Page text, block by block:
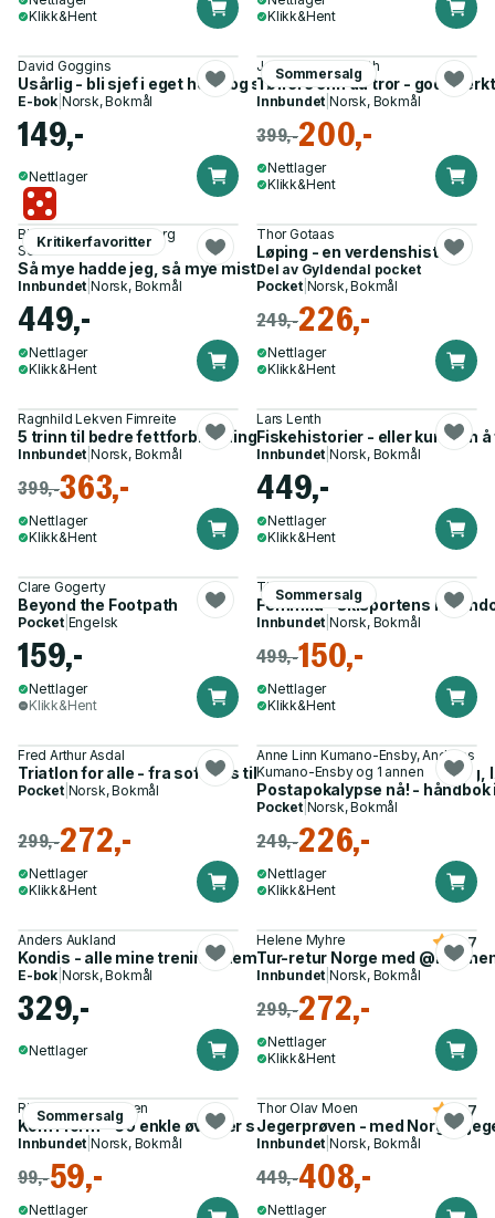
Klikk&Hent
Klikk&Hent
David Goggins
Usårlig - bli sjef i eget hode og slå oddsen
E-bok Norsk, Bokmål
149,-
Nettlager
Sommersalg
Johanne S. Refseth
Tøffere enn du tror - gode
Innbundet |Norsk, Bokmål
399,-200,-
Nettlager
Klikk&Hent
Kritikerfavoritter
Birgit Skarstein, Ingeborg
Senneset
Så mye hadde jeg, så mye mistet jeg, så mye fant jeg
Innbundet |Norsk, Bokmål
449,-
Nettlager
Klikk&Hent
Thor Gotaas
Løping - en verdenshistorie
Del av Gyldendal pocket
Pocket| Norsk, Bokmål
249,-226,-
Nettlager
Klikk&Hent
Ragnhild Lekven Fimreite
5 trinn til bedre fettforbrenning
Innbundet |Norsk, Bokmål
399,-363,-
Nettlager
Klikk&Hent
Lars Lenth
Fiskehistorier - eller kunsten
Innbundet |Norsk, Bokmål
449,-
Nettlager
Klikk&Hent
Clare Gogerty
Beyond the Footpath
Pocket| Engelsk
159,-
Nettlager
Klikk&Hent
Sommersalg
Thor Gotaas
Femmila - skisportens
Innbundet |Norsk, Bokmål
499,-150,-
Nettlager
Klikk&Hent
Fred Arthur Asdal
Triatlon for alle - fra sofagris til Ironman : svømming, sykling,
Pocket| Norsk, Bokmål
299,-272,-
Nettlager
Klikk&Hent
Anne Linn Kumano-Ensby, Andreas
Kumano-Ensby og 1 annen
Postapokalypse nå! -
Pocket| Norsk, Bokmål
249,-226,-
Nettlager
Klikk&Hent
Anders Aukland
Kondis - alle mine treningshemmeligheter
E-bok Norsk, Bokmål
329,-
Nettlager
Helene Myhre
Tur-retur Norge med
4.7
Innbundet |Norsk, Bokmål
299,-272,-
Nettlager
Klikk&Hent
Sommersalg
Rita Helen Simonsen
Kom i form - 60 enkle øvelser som hjelper deg i gang
Innbundet |Norsk, Bokmål
99,-59,-
Nettlager
Thor Olav Moen
Jegerprøven - med Norges
4.7
Innbundet |Norsk, Bokmål
449,-408,-
Nettlager